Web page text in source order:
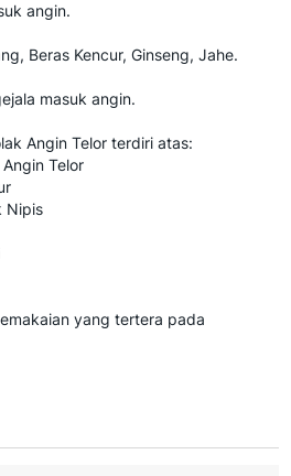
angin.
Beras Kencur, Ginseng, Jahe.
masuk angin.
Angin Telor terdiri atas:
Telor
Nipis
yang tertera pada